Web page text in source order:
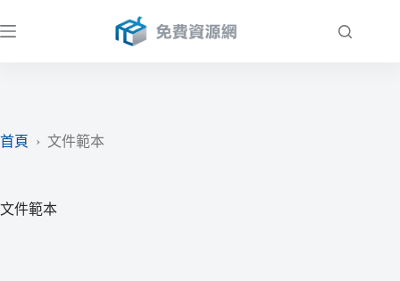
至
首頁
› 文件範本
文件範本